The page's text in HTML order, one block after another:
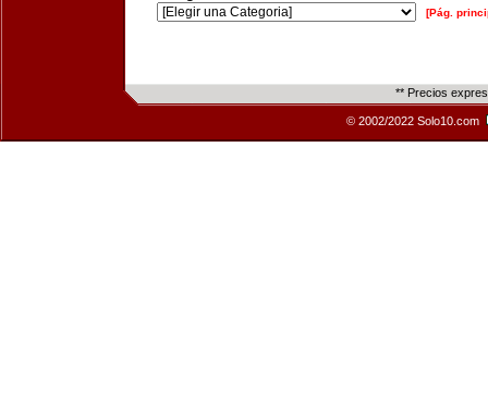
[Pág.
** Precios
© 2002/2022 Solo10.com